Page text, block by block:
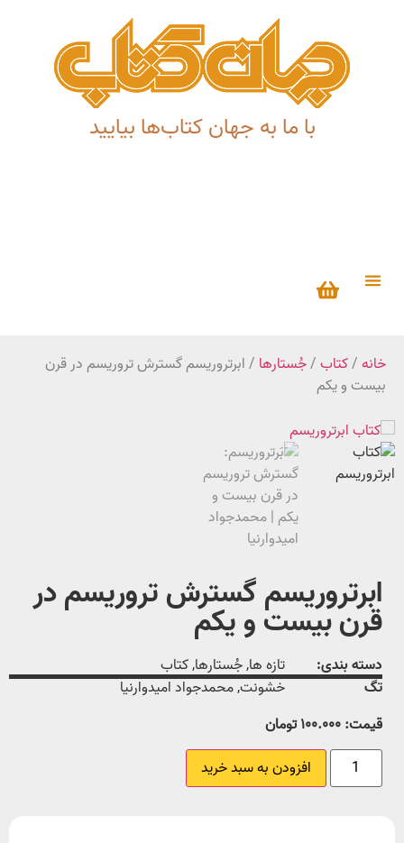
با ما به جهان کتاب‌ها بیایید
خانه/کتاب/جُستارها / ابرتروریسم گسترش تروریسم در قرن
بیست‌ و یکم
ابرتروریسم گسترش تروریسم در
قرن بیست‌ و یکم
دسته بندی: تازه ها,جُستارها,کتاب
تگ
خشونت,محمدجواد امیدوارنیا
قیمت: ۱۰۰.۰۰۰ تومان
افزودن به سبد خرید